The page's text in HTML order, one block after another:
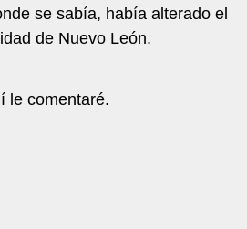
se sabía, había alterado el
de Nuevo León.
le comentaré.